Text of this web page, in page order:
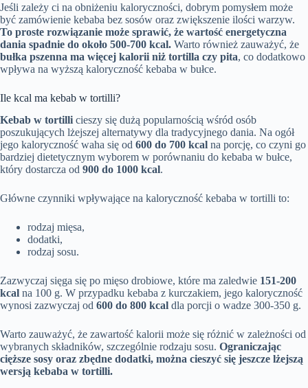
Jeśli zależy ci na obniżeniu kaloryczności, dobrym pomysłem może
być zamówienie kebaba bez sosów oraz zwiększenie ilości warzyw.
To proste rozwiązanie może sprawić, że wartość energetyczna
dania spadnie do około 500-700 kcal. Warto również zauważyć, że
bułka pszenna ma więcej kalorii niż tortilla czy pita, co dodatkowo
wpływa na wyższą kaloryczność kebaba w bułce.
Ile kcal ma kebab w tortilli?
Kebab w tortilli cieszy się dużą popularnością wśród osób
poszukujących lżejszej alternatywy dla tradycyjnego dania. Na ogół
jego kaloryczność waha się od 600 do 700 kcal na porcję, co czyni go
bardziej dietetycznym wyborem w porównaniu do kebaba w bułce,
który dostarcza od 900 do 1000 kcal.
Główne czynniki wpływające na kaloryczność kebaba w tortilli to:
rodzaj mięsa,
dodatki,
rodzaj sosu.
Zazwyczaj sięga się po mięso drobiowe, które ma zaledwie 151-200
kcal na 100 g. W przypadku kebaba z kurczakiem, jego kaloryczność
wynosi zazwyczaj od 600 do 800 kcal dla porcji o wadze 300-350 g.
Warto zauważyć, że zawartość kalorii może się różnić w zależności od
wybranych składników, szczególnie rodzaju sosu. Ograniczając
cięższe sosy oraz zbędne dodatki, można cieszyć się jeszcze lżejszą
wersją kebaba w tortilli.